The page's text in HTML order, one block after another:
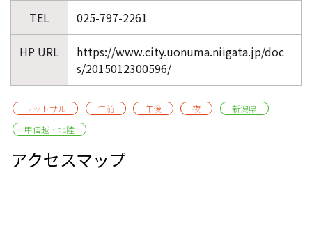
TEL 025-797-2261
HP URL
https://www.city.uonuma.niigata.jp/doc
s/2015012300596/
フットサル 午前 午後 夜
新潟県
甲信越・北陸
アクセスマップ